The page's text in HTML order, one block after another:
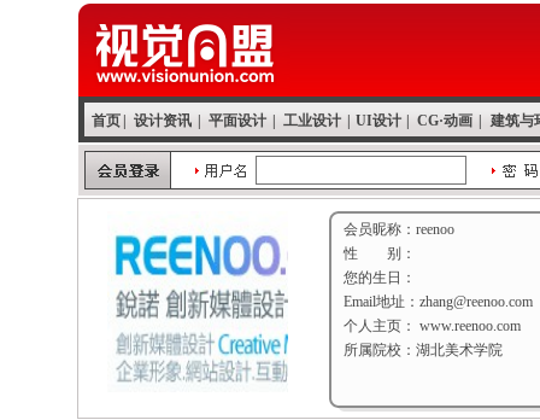
首页 设计资讯 平面设计 工业设计 UI设计 CG·动画 建筑与
会员昵称：reenoo
性 别：
您的生日：
Email地址：zhang@reenoo.com
个人主页： www.reenoo.com
所属院校：湖北美术学院